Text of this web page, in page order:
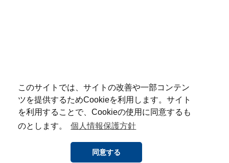
このサイトでは、サイトの改善や一部コンテン
ツを提供するためCookieを利用します。サイト
を利用することで、Cookieの使用に同意するも
のとします。
個人情報保護方針
同意する